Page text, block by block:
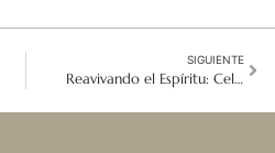
SIGUIENTE
Reavivando el Espíritu: Celebrando la Vida de Santa María Eufrasia